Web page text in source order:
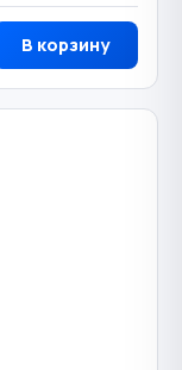
В корзину